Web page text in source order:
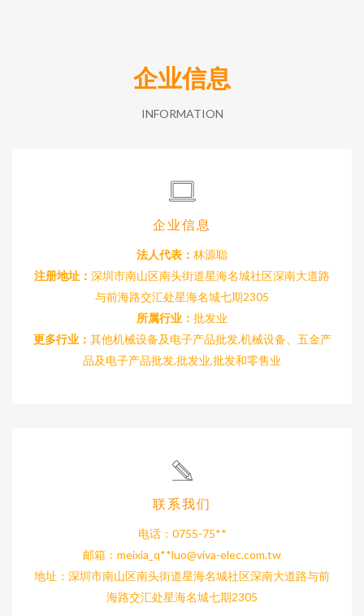
企业信息
INFORMATION
企业信息
法人代表： 林源聪
注册地址： 深圳市南山区南头街道星海名城社区深南大道路
与前海路交汇处星海名城七期2305
所属行业： 批发业
更多行业： 其他机械设备及电子产品批发,机械设备、五金产
品及电子产品批发,批发业,批发和零售业
联系我们
电话：0755-75**
邮箱：meixia_q**luo@viva-elec.com.tw
地址：深圳市南山区南头街道星海名城社区深南大道路与前
海路交汇处星海名城七期2305